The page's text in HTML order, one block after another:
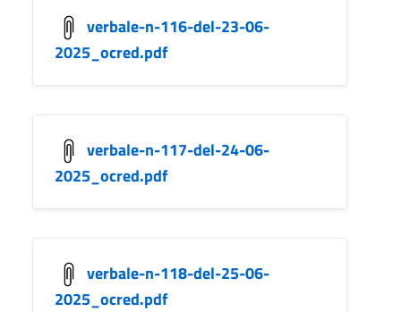
verbale-n-116-del-23-06-
2025_ocred.pdf
verbale-n-117-del-24-06-
2025_ocred.pdf
verbale-n-118-del-25-06-
2025_ocred.pdf